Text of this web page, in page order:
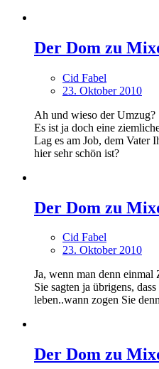
Der Dom zu
Cid Fabel
23. Oktober 2010
Ah und wieso der Umzug?
Es ist ja doch eine
Lag es am Job, dem Vater
hier sehr schön ist?
Der Dom zu
Cid Fabel
23. Oktober 2010
Ja, wenn man denn einmal
Sie sagten ja übrigens,
leben..wann zogen Sie
Der Dom zu